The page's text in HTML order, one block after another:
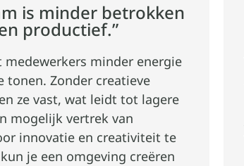
is minder betrokken
productief.”
medewerkers minder energie
tonen. Zonder creatieve
ze vast, wat leidt tot lagere
mogelijk vertrek van
innovatie en creativiteit te
je een omgeving creëren